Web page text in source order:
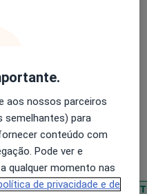
Mestre em Intervenções
Faculdade de
da Universidade de
Cognitivo-
de Saúde, Ensino
terapia individual e de
com Hiperatividade
aos nossos parceiros
semelhantes) para
conteúdo com
Pode ver e
qualquer momento nas
de privacidade e de